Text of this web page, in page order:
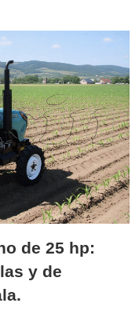
de 25 hp:
y de